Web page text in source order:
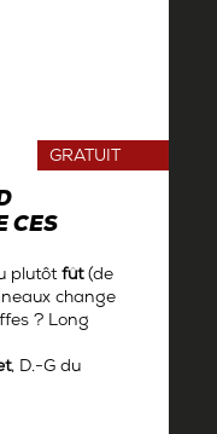
CES
GRATUIT
plutôtfût(de
change
? Long
, D.-G du